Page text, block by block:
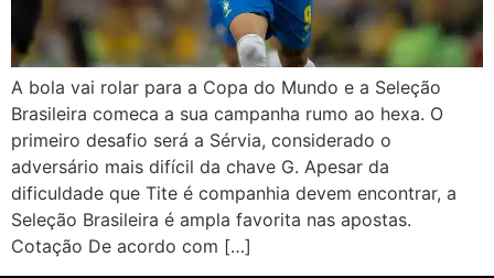
A bola vai rolar para a Copa do Mundo e a Seleção
Brasileira comeca a sua campanha rumo ao hexa. O
primeiro desafio será a Sérvia, considerado o
adversário mais difícil da chave G. Apesar da
dificuldade que Tite é companhia devem encontrar, a
Seleção Brasileira é ampla favorita nas apostas.
Cotação De acordo com […]